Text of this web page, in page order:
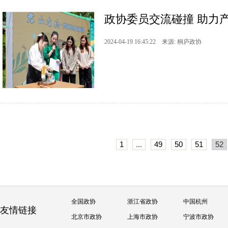
政协委员交流碰撞 助力
2024-04-19 16:45:22 来源: 桐庐政协
1 ... 49 50 51 52
友情链接
全国政协 浙江省政协 中国杭州
北京市政协 上海市政协 宁波市政协